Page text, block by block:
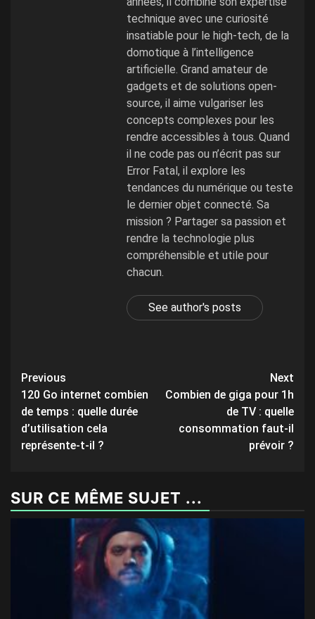
technique avec une curiosité
insatiable pour le high-tech, de la
domotique à l’intelligence
artificielle. Grand amateur de
gadgets et de solutions open-
source, il aime vulgariser les
concepts complexes pour les
rendre accessibles à tous. Quand
il ne code pas ou n’écrit pas sur
Error Fatal, il explore les
tendances du numérique ou teste
le dernier objet connecté. Sa
mission ? Partager sa passion et
rendre la technologie plus
compréhensible et utile pour
chacun.
See author's posts
Post
navigation
Previous
120 Go internet combien
de temps : quelle durée
d’utilisation cela
représente-t-il ?
Next
Combien de giga pour 1h
de TV : quelle
consommation faut-il
prévoir ?
SUR CE MÊME SUJET ...